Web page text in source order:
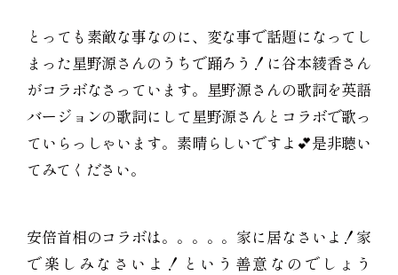
とっても素敵な事なのに、変な事で話題になってし
まった星野源さんのうちで踊ろう！に谷本綾香さん
がコラボなさっています。星野源さんの歌詞を英語
バージョンの歌詞にして星野源さんとコラボで歌っ
ていらっしゃいます。素晴らしいですよ💕是非聴い
てみてください。
安倍首相のコラボは。。。。。家に居なさいよ！家
で楽しみなさいよ！という善意なのでしょう